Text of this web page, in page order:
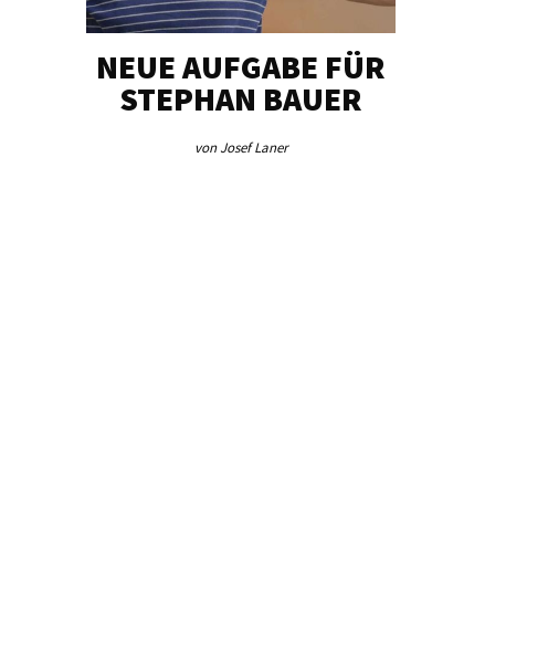
NEUE AUFGABE FÜR
STEPHAN BAUER
von Josef Laner